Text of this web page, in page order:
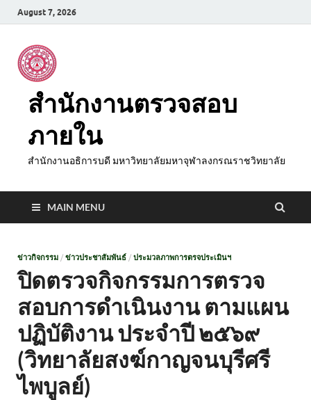
August 7, 2026
สำนักงานตรวจสอบ
ภายใน
สำนักงานอธิการบดี มหาวิทยาลัยมหาจุฬาลงกรณราชวิทยาลัย
MAIN MENU
ข่าวกิจกรรม / ข่าวประชาสัมพันธ์ / ประมวลภาพการตรจประเมินฯ
ปิดตรวจกิจกรรมการตรวจ
สอบการดำเนินงาน ตามแผน
ปฏิบัติงาน ประจำปี ๒๕๖๙
(วิทยาลัยสงฆ์กาญจนบุรีศรี
ไพบูลย์)